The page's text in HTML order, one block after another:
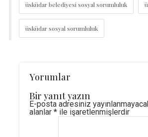
üsküdar belediyesi sosyal sorumluluk
üsküdar sosyal sorumluluk
Yorumlar
Bir yanıt yazın
E-posta adresiniz
alanlar *ile işaretlenmişlerdir